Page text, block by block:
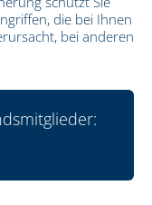
die bei Ihnen
bei anderen